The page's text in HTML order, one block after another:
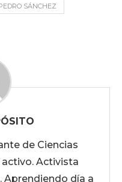
SÁNCHEZ
de Ciencias
Activista
Aprendiendo día a